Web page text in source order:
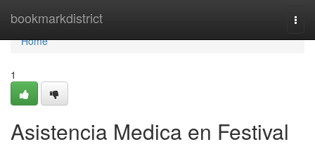
bookmarkdistrict
Home
Home
1
Asistencia Medica en Festival